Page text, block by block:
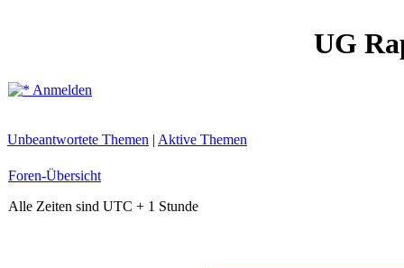
UG
Anmelden
Unbeantwortete Themen | Aktive Themen
Foren-Übersicht
Alle Zeiten sind UTC + 1 Stunde